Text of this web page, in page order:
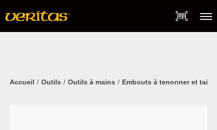
content
Accueil Outils Outils à mains Embouts à tenonner et